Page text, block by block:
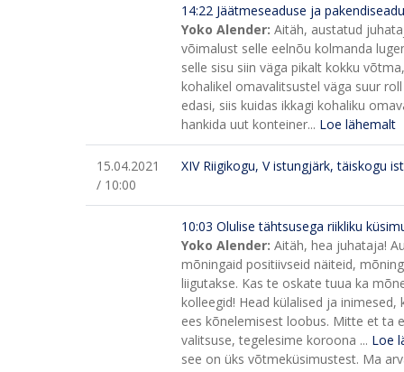
14:22 Jäätmeseaduse ja
Yoko Alender: Aitäh, austatud
võimalust selle eelnõu kolmanda
selle sisu siin väga pikalt kokku
kohalikel omavalitsustel väga suur
edasi, siis kuidas ikkagi kohaliku
hankida uut konteiner... Loe lähemalt
15.04.2021
/ 10:00
XIV Riigikogu, V istungjärk, täiskogu
10:03 Olulise tähtsusega riikliku
Yoko Alender: Aitäh, hea juhataja!
mõningaid positiivseid näiteid,
liigutakse. Kas te oskate tuua ka
kolleegid! Head külalised ja
ees kõnelemisest loobus. Mitte et ta
valitsuse, tegelesime koroona ... Loe
see on üks võtmeküsimustest. Ma